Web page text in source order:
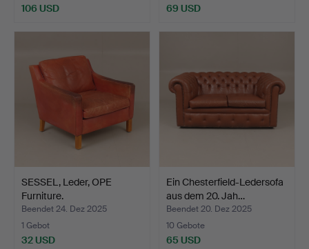
106 USD 69 USD
SESSEL, Leder, OPE
Furniture.
Beendet 24. Dez 2025
1 Gebot
32 USD
Ein Chesterfield-Ledersofa
aus dem 20. Jah…
Beendet 20. Dez 2025
10 Gebote
65 USD